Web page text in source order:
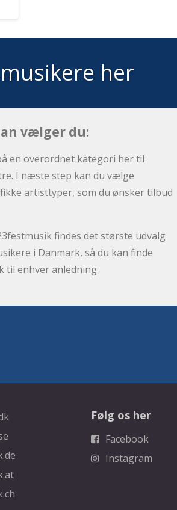
her
vælger du:
en overordnet kategori her til
I næste step kan du vælge
artisttyper, som du ønsker tilbud
findes det største udvalg
i Danmark, så du kan finde
til enhver anledning.
Følg os her
Facebook
Instagram